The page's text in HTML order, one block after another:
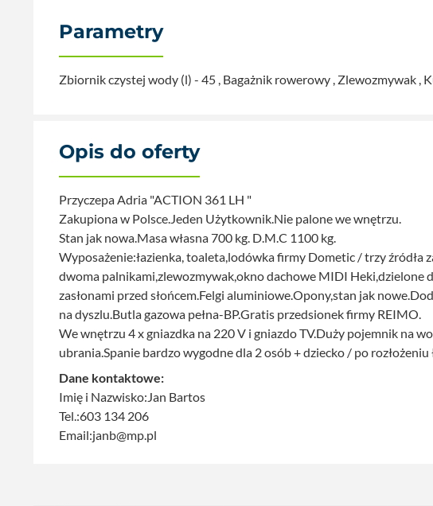
Parametry
Zbiornik czystej wody
Opis do oferty
Przyczepa Adria "ACTION 361 LH "
Zakupiona w Polsce.Jeden Użytkownik.Nie palone we wnętrzu.
Stan jak nowa.Masa własna 700 kg. D.M.C 1100 kg.
Wyposażenie:łazienka, toaleta,lodówka firmy Dometic / trzy źródła
dwoma palnikami,zlewozmywak,okno dachowe MIDI Heki,dzielone
zasłonami przed słońcem.Felgi aluminiowe.Opony,stan jak
na dyszlu.Butla gazowa pełna-BP.Gratis przedsionek firmy REIMO.
We wnętrzu 4 x gniazdka na 220 V i gniazdo TV.Duży pojemnik na
ubrania.Spanie bardzo wygodne dla 2 osób + dziecko / po rozłożeniu
Dane kontaktowe:
Imię i Nazwisko:Jan Bartos
Tel.:603 134 206
Email:janb@mp.pl